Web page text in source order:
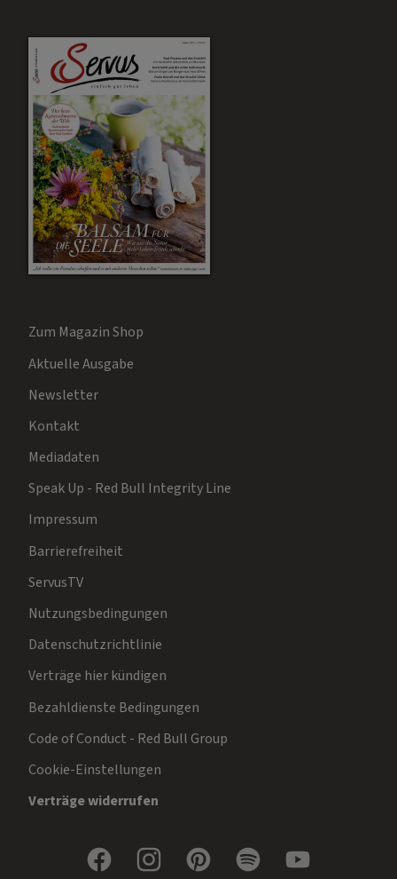
Zum Magazin Shop
Aktuelle Ausgabe
Newsletter
Kontakt
Mediadaten
Speak Up - Red Bull Integrity Line
Impressum
Barrierefreiheit
ServusTV
Nutzungsbedingungen
Datenschutzrichtlinie
Verträge hier kündigen
Bezahldienste Bedingungen
Code of Conduct - Red Bull Group
Cookie-Einstellungen
Verträge widerrufen